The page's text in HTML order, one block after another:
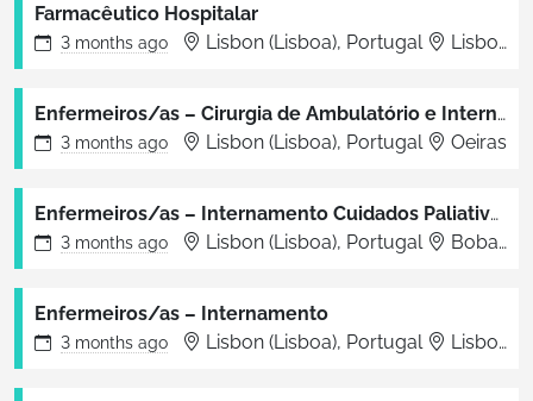
Farmacêutico Hospitalar
3 months ago Lisbon (Lisboa), Portugal Lisboa
Enfermeiros/as – Cirurgia de Ambulatório e Internamento
3 months ago Lisbon (Lisboa), Portugal Oeiras
Enfermeiros/as – Internamento Cuidados Paliativos / Reabilitação / Médico-Cirúrgico
3 months ago Lisbon (Lisboa), Portugal Bobadela
Enfermeiros/as – Internamento
3 months ago Lisbon (Lisboa), Portugal Lisboa